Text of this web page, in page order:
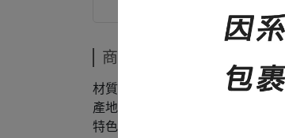
商品介紹
材質：60%棉+40%聚酯纖維
產地：台灣
特色：寬版